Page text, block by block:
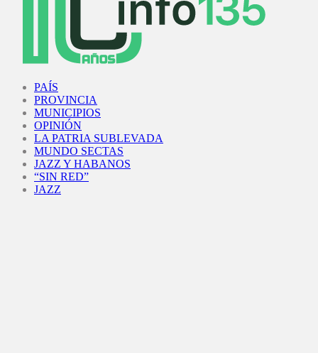
PAÍS
PROVINCIA
MUNICIPIOS
OPINIÓN
LA PATRIA SUBLEVADA
MUNDO SECTAS
JAZZ Y HABANOS
“SIN RED”
JAZZ